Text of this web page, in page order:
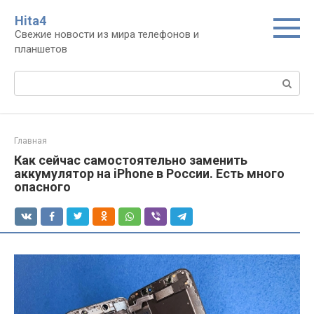
контенту
Нita4
Свежие новости из мира телефонов и
планшетов
Поиск:
Главная
Как сейчас самостоятельно заменить
аккумулятор на iPhone в России. Есть много
опасного